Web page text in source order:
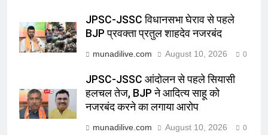
JPSC-JSSC विधानसभा घेराव से पहले
BJP प्रवक्ता प्रतुल शाहदेव नजरबंद
munadilive.com August 10, 2026 0
JPSC-JSSC आंदोलन से पहले सियासी
हलचल तेज, BJP ने आदित्य साहू को
नजरबंद करने का लगाया आरोप
munadilive.com August 10, 2026 0